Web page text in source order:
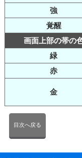
強
覚醒
画面上部の帯の
緑
赤
金
目次へ戻る